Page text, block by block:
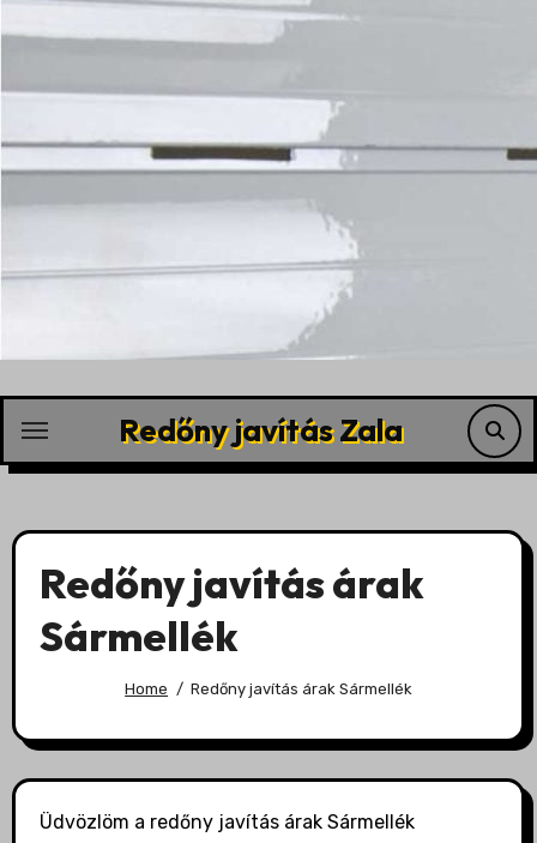
Redőny javítás Zala
Redőny javítás árak
Sármellék
Home Redőny javítás árak Sármellék
Üdvözlöm a redőny javítás árak Sármellék